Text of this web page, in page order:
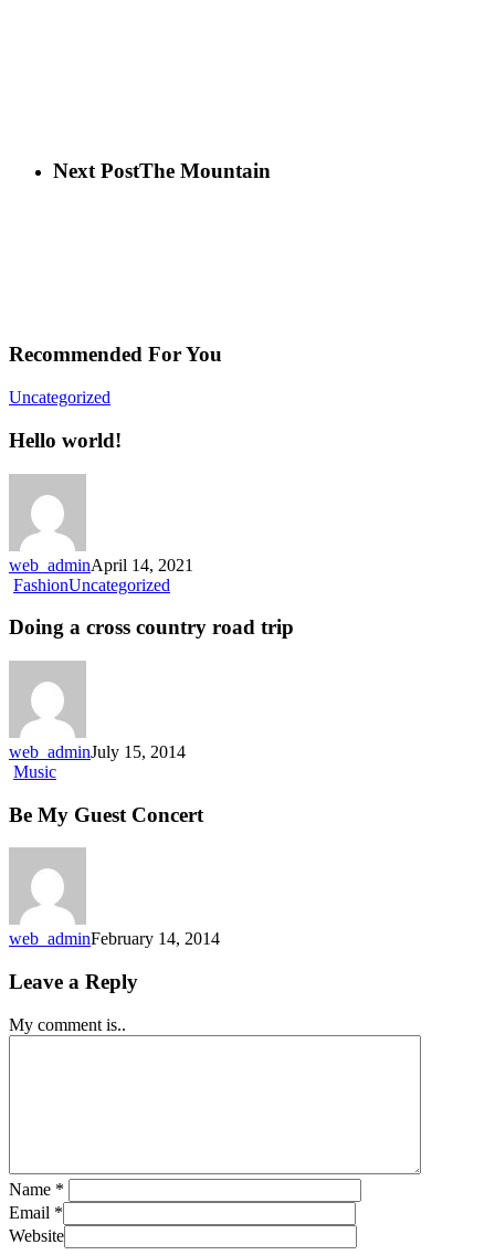
Next PostThe Mountain
Recommended For You
Uncategorized
Hello world!
web_adminApril 14, 2021
FashionUncategorized
Doing a cross country road trip
web_adminJuly 15, 2014
Music
Be My Guest Concert
web_adminFebruary 14, 2014
Leave a Reply
My comment is..
Name *
Email *
Website